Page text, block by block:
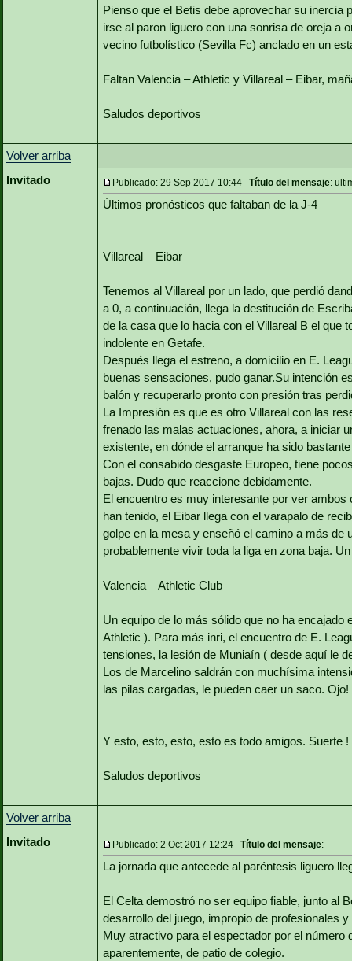
Pienso que el Betis debe aprovechar su inercia
irse al paron liguero con una sonrisa de oreja a
vecino futbolístico (Sevilla Fc) anclado en un
Faltan Valencia – Athletic y Villareal – Eibar,
Saludos deportivos
Volver arriba
Invitado
Publicado: 29 Sep 2017 10:44 Título del mensaje:
Últimos pronósticos que faltaban de la J-4
Villareal – Eibar
Tenemos al Villareal por un lado, que perdió
a 0, a continuación, llega la destitución de
de la casa que lo hacia con el Villareal B el que
indolente en Getafe.
Después llega el estreno, a domicilio en E.
buenas sensaciones, pudo ganar.Su intención
balón y recuperarlo pronto con presión tras
La Impresión es que es otro Villareal con las
frenado las malas actuaciones, ahora, a iniciar
existente, en dónde el arranque ha sido
Con el consabido desgaste Europeo, tiene
bajas. Dudo que reaccione debidamente.
El encuentro es muy interesante por ver
han tenido, el Eibar llega con el varapalo de
golpe en la mesa y enseñó el camino a más de
probablemente vivir toda la liga en zona baja.
Valencia – Athletic Club
Un equipo de lo más sólido que no ha
Athletic ). Para más inri, el encuentro de E.
tensiones, la lesión de Muniaín ( desde aquí le
Los de Marcelino saldrán con muchísima
las pilas cargadas, le pueden caer un saco. Ojo!
Y esto, esto, esto, esto es todo amigos. Suerte !
Saludos deportivos
Volver arriba
Invitado
Publicado: 2 Oct 2017 12:24 Título del mensaje:
La jornada que antecede al paréntesis liguero
El Celta demostró no ser equipo fiable, junto al
desarrollo del juego, impropio de profesionales y
Muy atractivo para el espectador por el número
aparentemente, de patio de colegio.